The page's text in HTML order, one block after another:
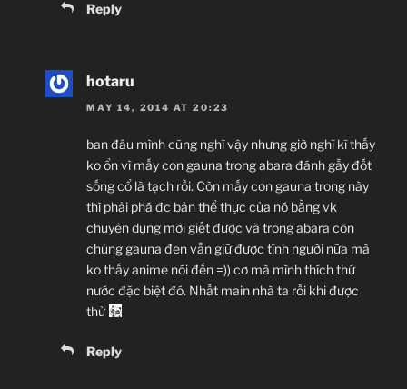
Reply
hotaru
MAY 14, 2014 AT 20:23
ban đâu mình cũng nghĩ vậy nhưng giờ nghĩ kĩ thấy
ko ổn vì mấy con gauna trong abara đánh gẫy đốt
sống cổ là tạch rồi. Còn mấy con gauna trong này
thì phải phá đc bản thể thực của nó bằng vk
chuyên dụng mới giết được và trong abara còn
chủng gauna đen vẫn giữ được tính người nữa mà
ko thấy anime nói đến =)) cơ mà mình thích thứ
nước đặc biệt đó. Nhất main nhà ta rồi khi được
thử
Reply